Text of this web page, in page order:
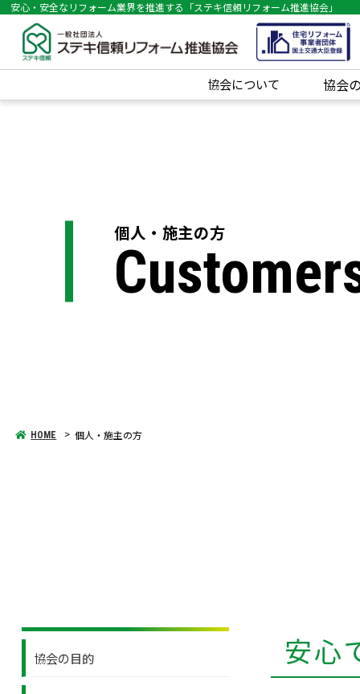
安心・安全なリフォーム業界を推進する「ステキ信頼リフォーム推進協会」
協会について 協会
個人・施主の方
HOME 個人・施主の方
協会の目的 安心